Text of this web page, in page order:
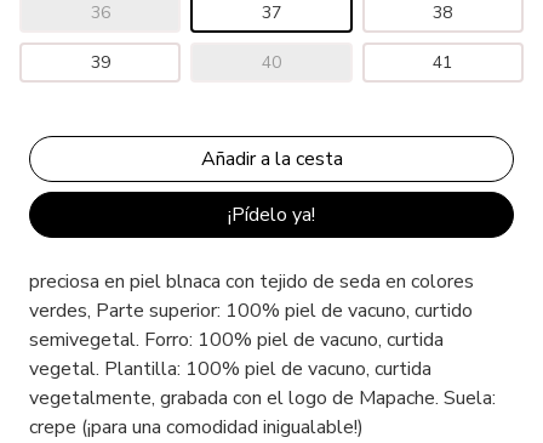
36 37 38
39 40 41
¡Pídelo ya!
preciosa en piel blnaca con tejido de seda en colores
verdes, Parte superior: 100% piel de vacuno, curtido
semivegetal. Forro: 100% piel de vacuno, curtida
vegetal. Plantilla: 100% piel de vacuno, curtida
vegetalmente, grabada con el logo de Mapache. Suela:
crepe (¡para una comodidad inigualable!)